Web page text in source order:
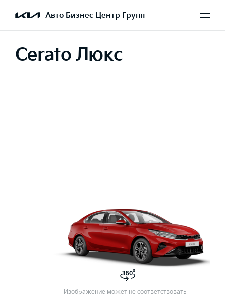
Авто Бизнес Центр Групп
Cerato Люкс
Изображение может не соответствовать